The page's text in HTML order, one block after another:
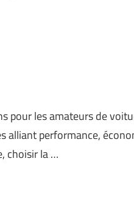
pour les amateurs de
alliant performance,
choisir la …